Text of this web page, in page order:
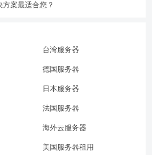
案最适合您？
台湾服务器
德国服务器
日本服务器
法国服务器
海外云服务器
美国服务器租用